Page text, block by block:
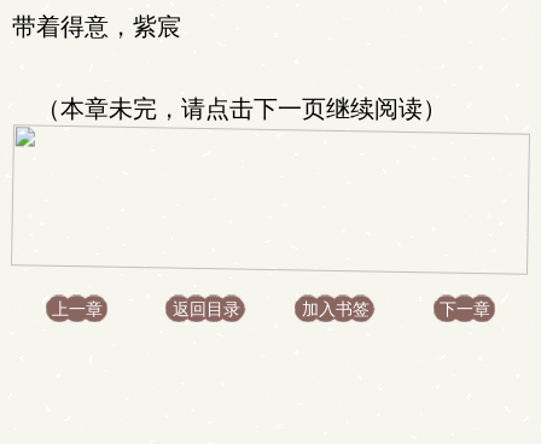
带着得意，紫宸
（本章未完，请点击下一页继续阅读）
上一章 返回目录 加入书签 下一章